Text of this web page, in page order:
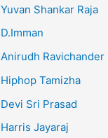
Yuvan Shankar Raja
D.Imman
Anirudh Ravichander
Hiphop Tamizha
Devi Sri Prasad
Harris Jayaraj